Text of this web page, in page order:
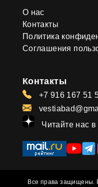
О нас
Контакты
Политика
Соглашения
Контакты
+7 916 167 51
Читайте нас
Все права защищены.